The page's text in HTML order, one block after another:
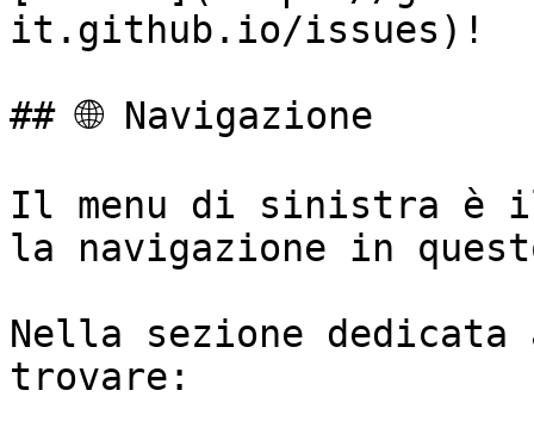
it.github.io/issues)!
## 🌐 Navigazione
Il menu di sinistra è
la navigazione in
Nella sezione
trovare: